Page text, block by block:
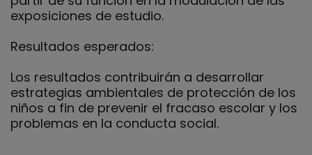
exposiciones de estudio.
Resultados esperados:
Los resultados contribuirán a desarrollar
estrategias ambientales de protección de los
niños a fin de prevenir el fracaso escolar y los
problemas en la conducta social.